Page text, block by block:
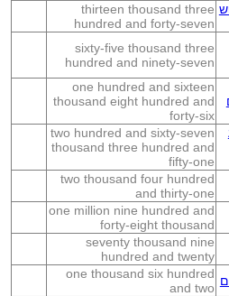
thirteen thousand three
hundred and forty-seven
sixty-five thousand three
hundred and ninety-seven
one hundred and sixteen
thousand eight hundred and
forty-six
two hundred and sixty-seven
thousand three hundred and
fifty-one
two thousand four hundred
and thirty-one
one million nine hundred and
forty-eight thousand
seventy thousand nine
hundred and twenty
one thousand six hundred
and two